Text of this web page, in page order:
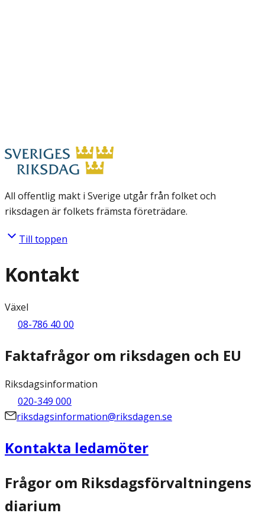
All offentlig makt i Sverige utgår från folket och
riksdagen är folkets främsta företrädare.
Till toppen
Kontakt
Växel
08-786 40 00
Faktafrågor om riksdagen och EU
Riksdagsinformation
020-349 000
riksdagsinformation@riksdagen.se
Kontakta ledamöter
Frågor om Riksdagsförvaltningens
diarium